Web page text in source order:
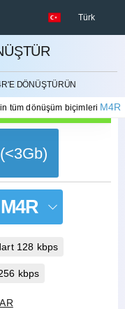
Türk
DÖNÜŞTÜRÜN
tüm dönüşüm biçimleri M4R
M4R
128 kbps
kbps